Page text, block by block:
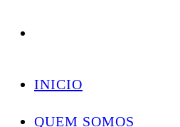
Skip
INICIO
QUEM SOMOS